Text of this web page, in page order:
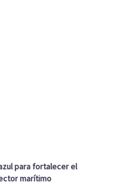
para fortalecer el
marítimo